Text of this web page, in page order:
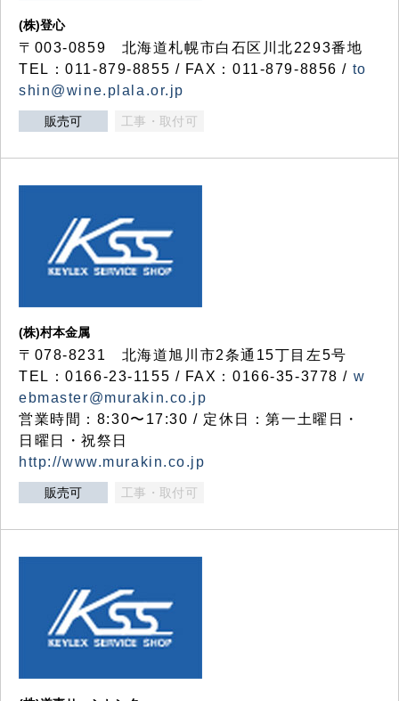
(株)登心
〒003-0859 北海道札幌市白石区川北2293番地
TEL：011-879-8855 / FAX：011-879-8856 / to
shin@wine.plala.or.jp
販売可 工事・取付可
(株)村本金属
〒078-8231 北海道旭川市2条通15丁目左5号
TEL：0166-23-1155 / FAX：0166-35-3778 / w
ebmaster@murakin.co.jp
営業時間：8:30〜17:30 / 定休日：第一土曜日・
日曜日・祝祭日
http://www.murakin.co.jp
販売可 工事・取付可